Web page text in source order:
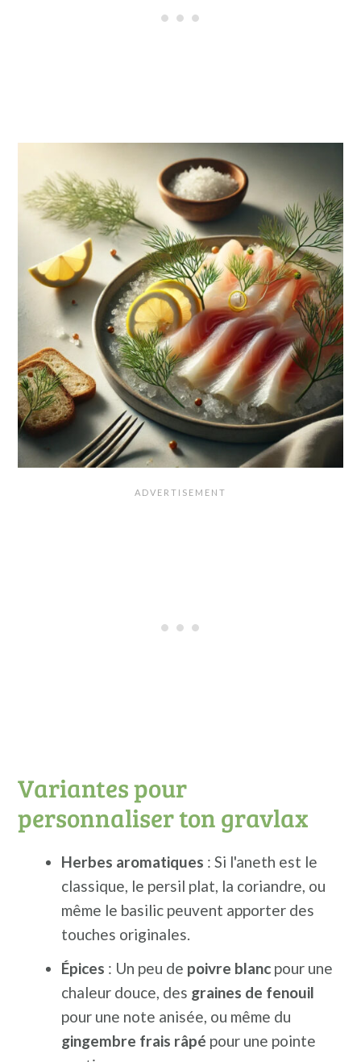
Variantes pour
personnaliser ton gravlax
Herbes aromatiques : Si l'aneth est le
classique, le persil plat, la coriandre, ou
même le basilic peuvent apporter des
touches originales.
Épices : Un peu de poivre blanc pour une
chaleur douce, des graines de fenouil
pour une note anisée, ou même du
gingembre frais râpé pour une pointe